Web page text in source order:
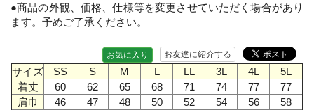
●商品の外観、価格、仕様等を変更させていただく場合があり
ます。予めご了承ください。
お友達に紹介する
お気に入り
サイズ SS S M L LL 3L 4L
5L
着丈
60 62 65 68 71 74 77
77
肩巾
46 47 48 50 52 54 56
58